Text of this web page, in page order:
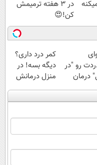
در 3 هفته ترمیمش
کن!😍
رو "در
درمان
(◂فیلم +
کمر درد داری؟
دیگه بسه! در
منزل درمانش
کن
(◀پرسش‌نامه)